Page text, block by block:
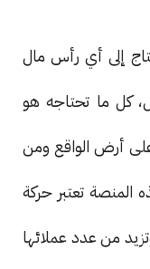
إلى أي رأس مال
كل ما تحتاجه هو
أرض الواقع ومن
المنصة تعتبر حركة
من عدد عملائها